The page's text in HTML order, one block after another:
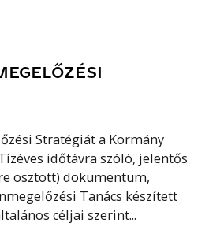
Stratégiát a Kormány
időtávra szóló, jelentős
osztott) dokumentum,
Tanács készített
céljai szerint...